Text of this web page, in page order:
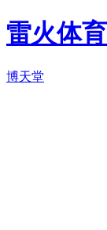
雷火体育
博天堂